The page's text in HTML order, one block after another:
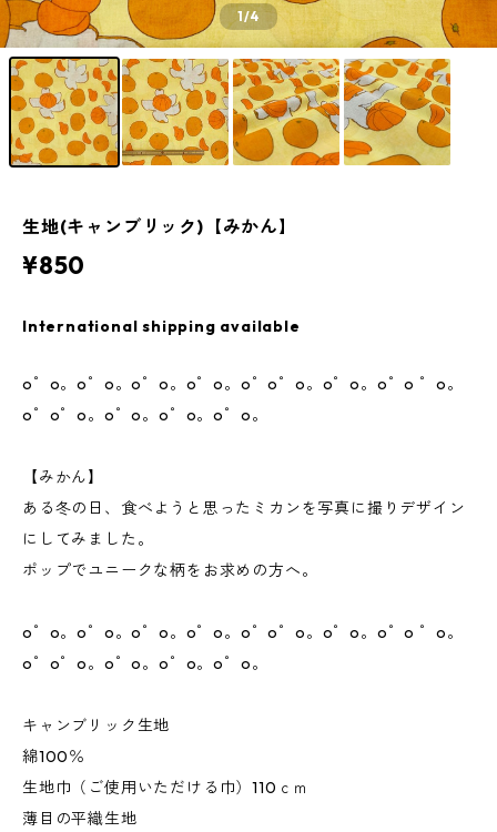
1/4
生地(キャンブリック)【みかん】
¥850
International shipping available
o゜o。o゜o。o゜o。o゜o。o゜o゜o。o゜o。o゜o ゜o。
o゜o゜o。o゜o。o゜o。o゜o。
【みかん】
ある冬の日、食べようと思ったミカンを写真に撮りデザイン
にしてみました。
ポップでユニークな柄をお求めの方へ。
o゜o。o゜o。o゜o。o゜o。o゜o゜o。o゜o。o゜o ゜o。
o゜o゜o。o゜o。o゜o。o゜o。
キャンブリック生地
綿100％
生地巾（ご使用いただける巾）110ｃｍ
薄目の平織生地